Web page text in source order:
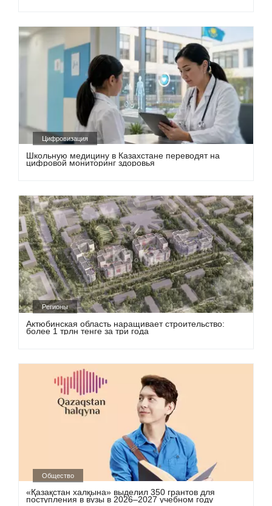
Цифровизация
Школьную медицину в Казахстане переводят на
цифровой мониторинг здоровья
Регионы
Актюбинская область наращивает строительство:
более 1 трлн тенге за три года
Общество
«Қазақстан халқына» выделил 350 грантов для
поступления в вузы в 2026–2027 учебном году